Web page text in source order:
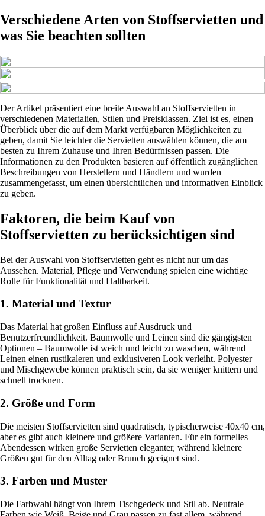
Verschiedene Arten von Stoffservietten und
was Sie beachten sollten
Der Artikel präsentiert eine breite Auswahl an Stoffservietten in
verschiedenen Materialien, Stilen und Preisklassen. Ziel ist es, einen
Überblick über die auf dem Markt verfügbaren Möglichkeiten zu
geben, damit Sie leichter die Servietten auswählen können, die am
besten zu Ihrem Zuhause und Ihren Bedürfnissen passen. Die
Informationen zu den Produkten basieren auf öffentlich zugänglichen
Beschreibungen von Herstellern und Händlern und wurden
zusammengefasst, um einen übersichtlichen und informativen Einblick
zu geben.
Faktoren, die beim Kauf von
Stoffservietten zu berücksichtigen sind
Bei der Auswahl von Stoffservietten geht es nicht nur um das
Aussehen. Material, Pflege und Verwendung spielen eine wichtige
Rolle für Funktionalität und Haltbarkeit.
1. Material und Textur
Das Material hat großen Einfluss auf Ausdruck und
Benutzerfreundlichkeit. Baumwolle und Leinen sind die gängigsten
Optionen – Baumwolle ist weich und leicht zu waschen, während
Leinen einen rustikaleren und exklusiveren Look verleiht. Polyester
und Mischgewebe können praktisch sein, da sie weniger knittern und
schnell trocknen.
2. Größe und Form
Die meisten Stoffservietten sind quadratisch, typischerweise 40x40 cm,
aber es gibt auch kleinere und größere Varianten. Für ein formelles
Abendessen wirken große Servietten eleganter, während kleinere
Größen gut für den Alltag oder Brunch geeignet sind.
3. Farben und Muster
Die Farbwahl hängt von Ihrem Tischgedeck und Stil ab. Neutrale